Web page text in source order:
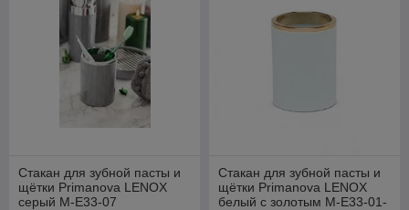
Стакан для зубной пасты и
щётки Primanova LENOX
серый M-E33-07
Стакан для зубной пасты и
щётки Primanova LENOX
белый с золотым M-E33-01-